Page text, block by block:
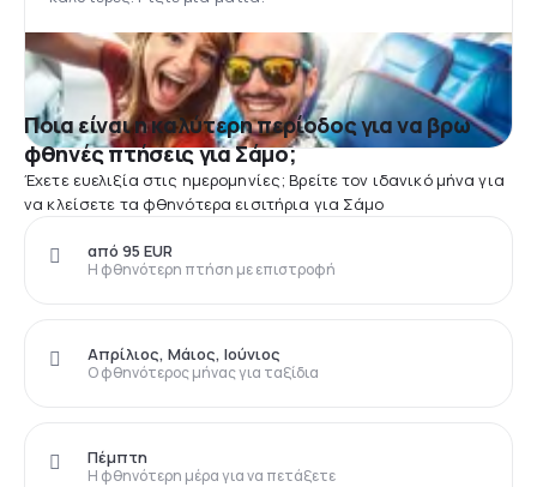
Ποια είναι η καλύτερη περίοδος για να βρω
φθηνές πτήσεις για Σάμο;
Έχετε ευελιξία στις ημερομηνίες; Βρείτε τον ιδανικό μήνα για
να κλείσετε τα φθηνότερα εισιτήρια για Σάμο
Η φθηνότερη πτήση με επιστροφή
από 95 EUR
Ο φθηνότερος μήνας για ταξίδια
Απρίλιος, Μάιος, Ιούνιος
Η φθηνότερη μέρα για να πετάξετε
Πέμπτη